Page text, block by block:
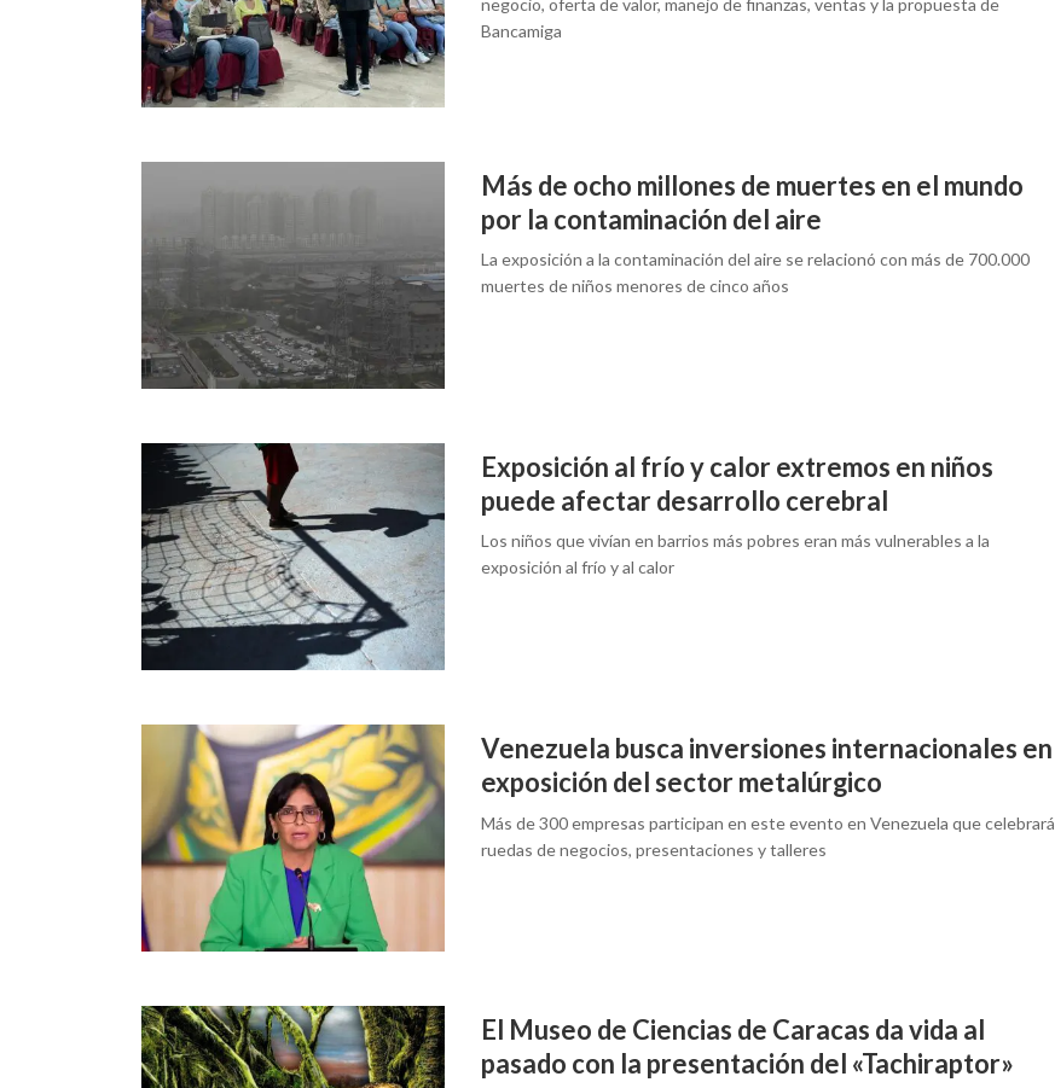
negocio, oferta de valor, manejo de finanzas, ventas y la propuesta de
Bancamiga
Más de ocho millones de muertes en el mundo
por la contaminación del aire
La exposición a la contaminación del aire se relacionó con más de 700.000
muertes de niños menores de cinco años
Exposición al frío y calor extremos en niños
puede afectar desarrollo cerebral
Los niños que vivían en barrios más pobres eran más vulnerables a la
exposición al frío y al calor
Venezuela busca inversiones internacionales en
exposición del sector metalúrgico
Más de 300 empresas participan en este evento en Venezuela que celebrará
ruedas de negocios, presentaciones y talleres
El Museo de Ciencias de Caracas da vida al
pasado con la presentación del «Tachiraptor»